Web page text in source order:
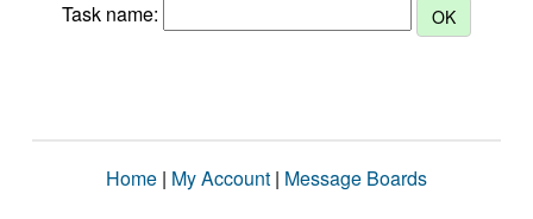
Task name:
Home | My Account | Message Boards